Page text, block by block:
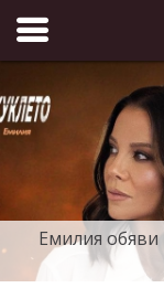
Folk.bg
Емилия